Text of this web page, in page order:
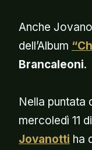
Anche
dell’Album
Brancaleoni.
Nella puntata
mercoledì 11
Jovanotti ha